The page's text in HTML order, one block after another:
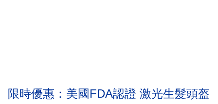
限時優惠：美國FDA認證 激光生髮頭盔